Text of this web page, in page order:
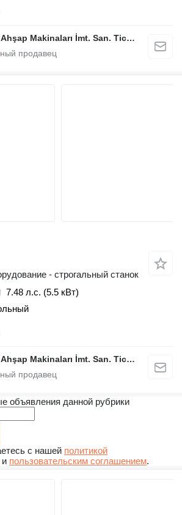
Netmak Endüstriyel Ahşap Makinaları İmt. San. Tic. A.Ş.
- строгальный станок
7.48 л.с. (5.5 кВт)
Netmak Endüstriyel Ahşap Makinaları İmt. San. Tic. A.Ş.
объявления данной рубрики
с нашей политикой
и пользовательским соглашением.